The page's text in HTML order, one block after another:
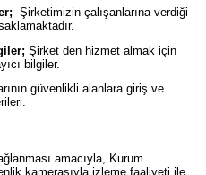
Şirketimizin çalışanlarına verdiği
Şirket den hizmet almak için
bilgiler.
güvenlikli alanlara giriş ve
amacıyla, Kurum
kamerasıyla izleme faaliyeti ile